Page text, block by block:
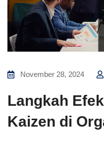
November 28, 2024
Langkah
Kaizen di